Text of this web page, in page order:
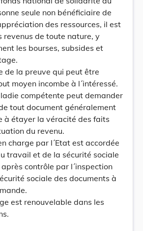
seule non bénéficiaire de
des ressources, il est
revenus de toute nature, y
les bourses, subsides et
de la preuve qui peut être
moyen incombe à l´intéressé.
compétente peut demander
tout document généralement
à étayer la véracité des faits
du revenu.
charge par l´Etat est accordée
travail et de la sécurité sociale
contrôle par l´inspection
sociale des documents à
est renouvelable dans les